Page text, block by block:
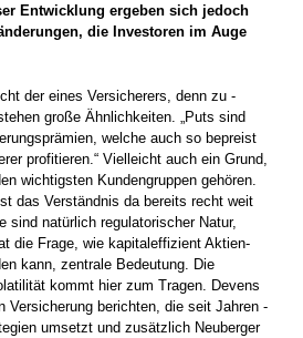
Entwicklung ergeben sich jedoch
die Investoren im Auge
der eines Versicherers, denn zu
große Ähnlichkeiten. „Puts sind
welche auch so bepreist
profitieren.“ Vielleicht auch ein Grund,
wichtigsten Kundengruppen gehören.
das Verständnis da bereits recht weit
sind natürlich regulatorischer Natur,
die Frage, wie kapitaleffizient Aktien­
kann, zentrale Bedeutung. Die
kommt hier zum Tragen. Devens
Versicherung berichten, die seit Jahren
umsetzt und zusätzlich Neuberger